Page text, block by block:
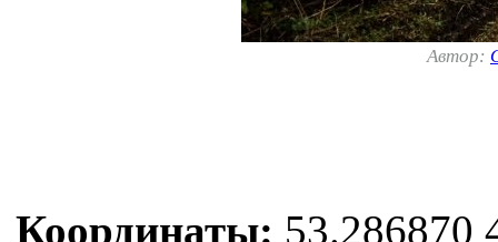
Автор:
Координаты: 53.286870